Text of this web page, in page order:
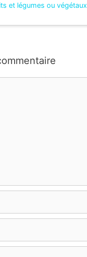
et légumes ou végétaux